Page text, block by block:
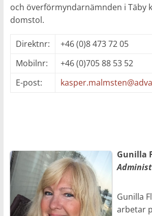
och överförmyndarnämnden i Täby
domstol.
Direktnr:
+46 (0)8 473 72 05
Mobilnr:
+46 (0)705 88 53 52
E-post:
Gunilla
Gunilla
arbetar